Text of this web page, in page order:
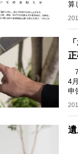
算
7
4
申